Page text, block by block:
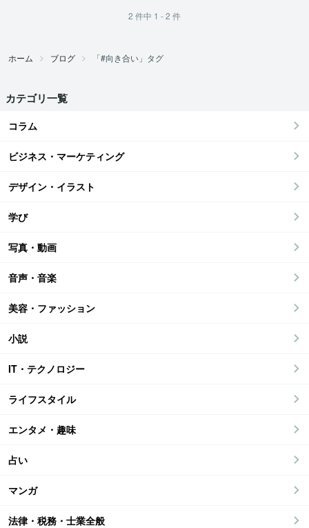
2 件中 1 - 2 件
ホーム ブログ 「#向き合い」タグ
カテゴリ一覧
コラム
ビジネス・マーケティング
デザイン・イラスト
学び
写真・動画
音声・音楽
美容・ファッション
小説
IT・テクノロジー
ライフスタイル
エンタメ・趣味
占い
マンガ
法律・税務・士業全般